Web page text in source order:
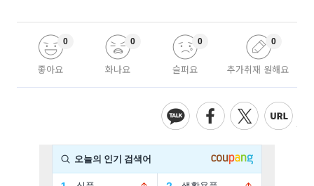
좋아요
0
화나요
0
슬퍼요
0
추가취재 원해요
0